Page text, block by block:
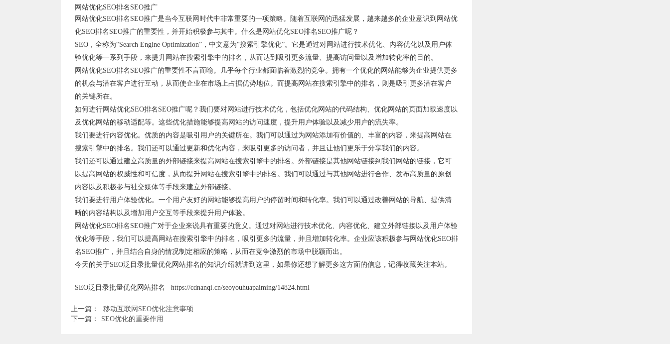
网站优化SEO排名SEO推广
网站优化SEO排名SEO推广是当今互联网时代中非常重要的一项策略。随着互联网的迅猛发展，越来越多的企业意识到网站优
化SEO排名SEO推广的重要性，并开始积极参与其中。什么是网站优化SEO排名SEO推广呢？
SEO，全称为“Search Engine Optimization”，中文意为“搜索引擎优化”。它是通过对网站进行技术优化、内容优化以及用户体
验优化等一系列手段，来提升网站在搜索引擎中的排名，从而达到吸引更多流量、提高访问量以及增加转化率的目的。
网站优化SEO排名SEO推广的重要性不言而喻。几乎每个行业都面临着激烈的竞争。拥有一个优化的网站能够为企业提供更多
的机会与潜在客户进行互动，从而使企业在市场上占据优势地位。而提高网站在搜索引擎中的排名，则是吸引更多潜在客户
的关键所在。
如何进行网站优化SEO排名SEO推广呢？我们要对网站进行技术优化，包括优化网站的代码结构、优化网站的页面加载速度以
及优化网站的移动适配等。这些优化措施能够提高网站的访问速度，提升用户体验以及减少用户的流失率。
我们要进行内容优化。优质的内容是吸引用户的关键所在。我们可以通过为网站添加有价值的、丰富的内容，来提高网站在
搜索引擎中的排名。我们还可以通过更新和优化内容，来吸引更多的访问者，并且让他们更乐于分享我们的内容。
我们还可以通过建立高质量的外部链接来提高网站在搜索引擎中的排名。外部链接是其他网站链接到我们网站的链接，它可
以提高网站的权威性和可信度，从而提升网站在搜索引擎中的排名。我们可以通过与其他网站进行合作、发布高质量的原创
内容以及积极参与社交媒体等手段来建立外部链接。
我们要进行用户体验优化。一个用户友好的网站能够提高用户的停留时间和转化率。我们可以通过改善网站的导航、提供清
晰的内容结构以及增加用户交互等手段来提升用户体验。
网站优化SEO排名SEO推广对于企业来说具有重要的意义。通过对网站进行技术优化、内容优化、建立外部链接以及用户体验
优化等手段，我们可以提高网站在搜索引擎中的排名，吸引更多的流量，并且增加转化率。企业应该积极参与网站优化SEO排
名SEO推广，并且结合自身的情况制定相应的策略，从而在竞争激烈的市场中脱颖而出。
今天的关于SEO泛目录批量优化网站排名的知识介绍就讲到这里，如果你还想了解更多这方面的信息，记得收藏关注本站。
SEO泛目录批量优化网站排名 https://cdnanqi.cn/seoyouhuapaiming/14824.html
上一篇：
移动互联网SEO优化注意事项
下一篇：
SEO优化的重要作用